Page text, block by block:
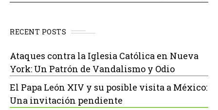
RECENT POSTS
Ataques contra la Iglesia Católica en Nueva
York: Un Patrón de Vandalismo y Odio
El Papa León XIV y su posible visita a México:
Una invitación pendiente